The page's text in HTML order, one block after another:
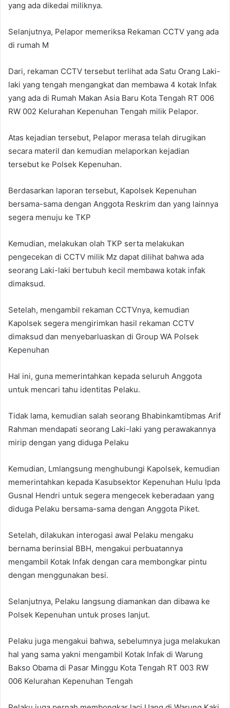
yang ada dikedai miliknya.
Selanjutnya, Pelapor memeriksa Rekaman CCTV yang ada
di rumah M
Dari, rekaman CCTV tersebut terlihat ada Satu Orang Laki-
laki yang tengah mengangkat dan membawa 4 kotak Infak
yang ada di Rumah Makan Asia Baru Kota Tengah RT 006
RW 002 Kelurahan Kepenuhan Tengah milik Pelapor.
Atas kejadian tersebut, Pelapor merasa telah dirugikan
secara materil dan kemudian melaporkan kejadian
tersebut ke Polsek Kepenuhan.
Berdasarkan laporan tersebut, Kapolsek Kepenuhan
bersama-sama dengan Anggota Reskrim dan yang lainnya
segera menuju ke TKP
Kemudian, melakukan olah TKP serta melakukan
pengecekan di CCTV milik Mz dapat dilihat bahwa ada
seorang Laki-laki bertubuh kecil membawa kotak infak
dimaksud.
Setelah, mengambil rekaman CCTVnya, kemudian
Kapolsek segera mengirimkan hasil rekaman CCTV
dimaksud dan menyebarluaskan di Group WA Polsek
Kepenuhan
Hal ini, guna memerintahkan kepada seluruh Anggota
untuk mencari tahu identitas Pelaku.
Tidak lama, kemudian salah seorang Bhabinkamtibmas Arif
Rahman mendapati seorang Laki-laki yang perawakannya
mirip dengan yang diduga Pelaku
Kemudian, Lmlangsung menghubungi Kapolsek, kemudian
memerintahkan kepada Kasubsektor Kepenuhan Hulu Ipda
Gusnal Hendri untuk segera mengecek keberadaan yang
diduga Pelaku bersama-sama dengan Anggota Piket.
Setelah, dilakukan interogasi awal Pelaku mengaku
bernama berinsial BBH, mengakui perbuatannya
mengambil Kotak Infak dengan cara membongkar pintu
dengan menggunakan besi.
Selanjutnya, Pelaku langsung diamankan dan dibawa ke
Polsek Kepenuhan untuk proses lanjut.
Pelaku juga mengakui bahwa, sebelumnya juga melakukan
hal yang sama yakni mengambil Kotak Infak di Warung
Bakso Obama di Pasar Minggu Kota Tengah RT 003 RW
006 Kelurahan Kepenuhan Tengah